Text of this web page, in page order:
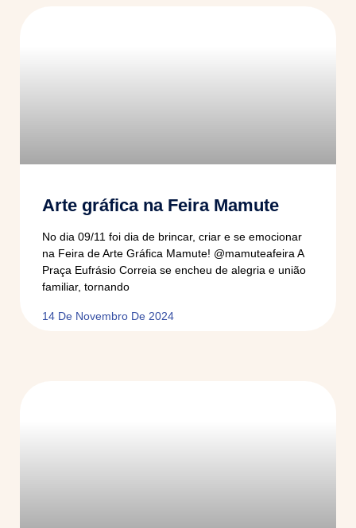
Arte gráfica na Feira Mamute
No dia 09/11 foi dia de brincar, criar e se emocionar
na Feira de Arte Gráfica Mamute! @mamuteafeira A
Praça Eufrásio Correia se encheu de alegria e união
familiar, tornando
14 De Novembro De 2024